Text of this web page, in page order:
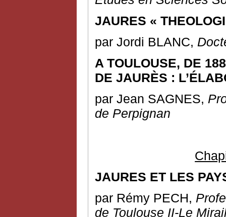
JAURES «
par Jordi BLANC,
A TOULOUSE, DE
DE JAURÈS :
par Jean SAGNES,
de Perpignan
JAURES ET LES
par Rémy PECH,
de Toulouse II-Le